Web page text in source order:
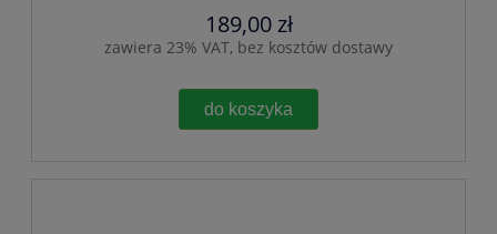
189,00 zł
zawiera 23% VAT, bez kosztów dostawy
do koszyka